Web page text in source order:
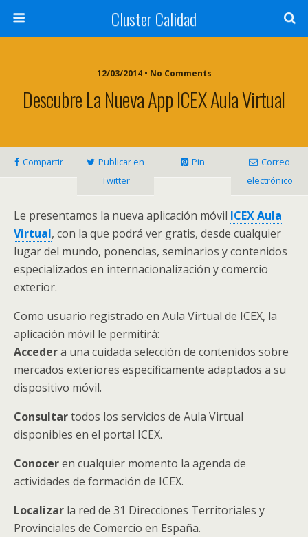
Cluster Calidad
12/03/2014 • No Comments
Descubre La Nueva App ICEX Aula Virtual
Compartir
Publicar en
Twitter
Pin
Correo
electrónico
Le presentamos la nueva aplicación móvil ICEX Aula
Virtual, con la que podrá ver gratis, desde cualquier
lugar del mundo, ponencias, seminarios y contenidos
especializados en internacionalización y comercio
exterior.
Como usuario registrado en Aula Virtual de ICEX, la
aplicación móvil le permitirá:
Accedera una cuidada selección de contenidos sobre
mercados exteriores específicamente adaptados a su
dispositivo móvil.
Consultartodos los servicios de Aula Virtual
disponibles en el portal ICEX.
Conoceren cualquier momento la agenda de
actividades de formación de ICEX.
Localizar la red de 31 Direcciones Territoriales y
Provinciales de Comercio en España.